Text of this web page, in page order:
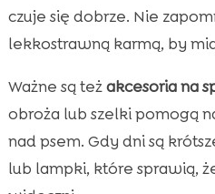
czuje się dobrze. Nie
lekkostrawną karmą, by
Ważne są teżakcesoria na
obroża lub szelki pomogą
nad psem. Gdy dni są
lub lampki, które sprawią,